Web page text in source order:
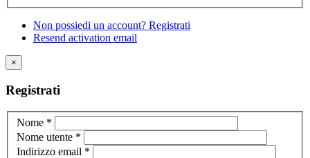
Non possiedi un account? Registrati
Resend activation email
×
Registrati
Nome *
Nome utente *
Indirizzo email *